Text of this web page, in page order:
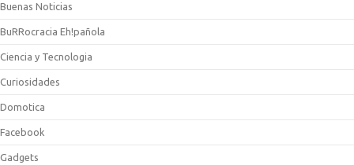
Buenas Noticias
BuRRocracia Eh!pañola
Ciencia y Tecnologia
Curiosidades
Domotica
Facebook
Gadgets